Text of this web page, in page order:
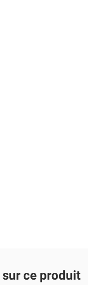
ce produit